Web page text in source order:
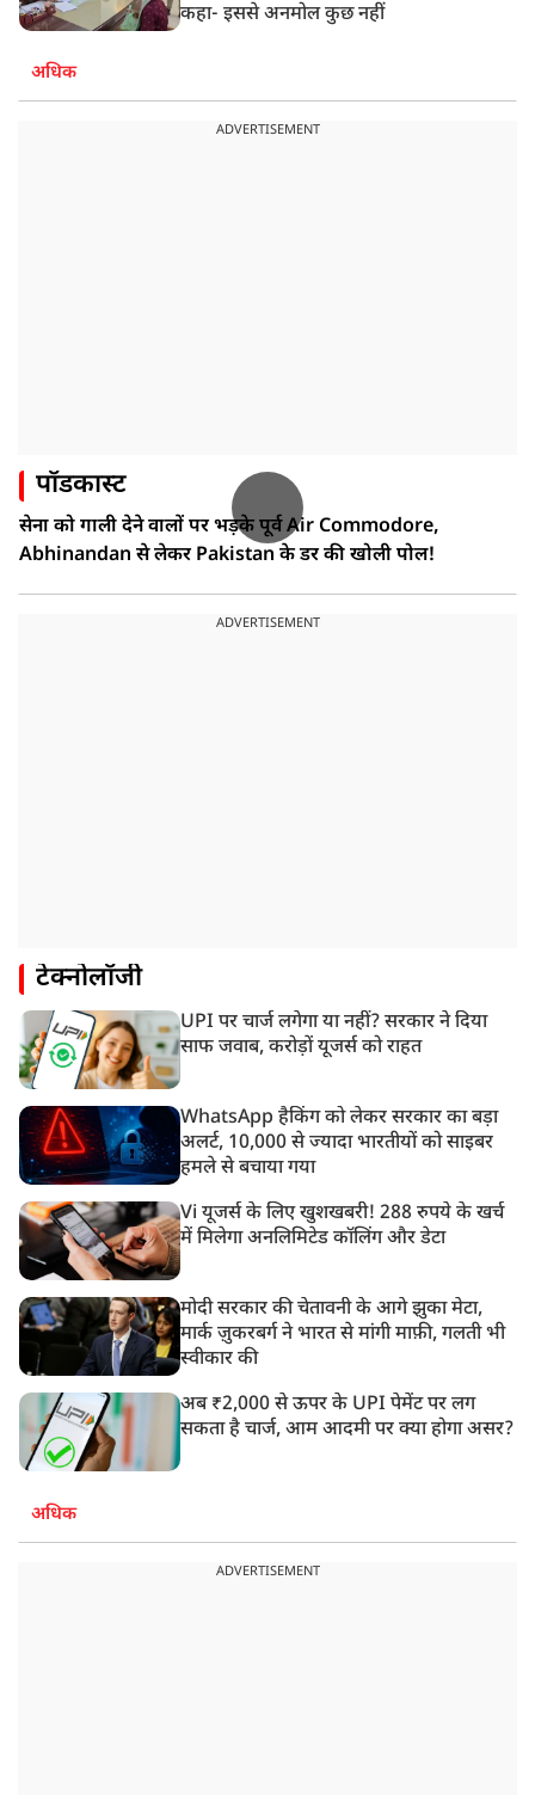
कहा- इससे अनमोल कुछ नहीं
अधिक
ADVERTISEMENT
पॉडकास्ट
सेना को गाली देने वालों पर भड़के पूर्व Air Commodore,
Abhinandan से लेकर Pakistan के डर की खोली पोल!
ADVERTISEMENT
टेक्नोलॉजी
UPI पर चार्ज लगेगा या नहीं? सरकार ने दिया
साफ जवाब, करोड़ों यूजर्स को राहत
WhatsApp हैकिंग को लेकर सरकार का बड़ा
अलर्ट, 10,000 से ज्यादा भारतीयों को साइबर
हमले से बचाया गया
Vi यूजर्स के लिए खुशखबरी! 288 रुपये के खर्च
में मिलेगा अनलिमिटेड कॉलिंग और डेटा
मोदी सरकार की चेतावनी के आगे झुका मेटा,
मार्क ज़ुकरबर्ग ने भारत से मांगी माफ़ी, गलती भी
स्वीकार की
अब ₹2,000 से ऊपर के UPI पेमेंट पर लग
सकता है चार्ज, आम आदमी पर क्या होगा असर?
अधिक
ADVERTISEMENT